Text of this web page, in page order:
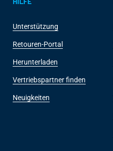
Unterstützung
Retouren-Portal
Herunterladen
Vertriebspartner finden
Neuigkeiten